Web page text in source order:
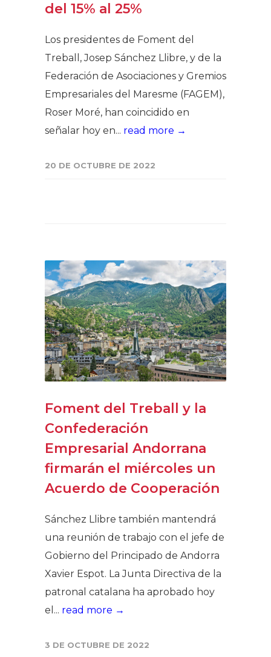
del 15% al 25%
Los presidentes de Foment del
Treball, Josep Sánchez Llibre, y de la
Federación de Asociaciones y Gremios
Empresariales del Maresme (FAGEM),
Roser Moré, han coincidido en
señalar hoy en... read more →
20 DE OCTUBRE DE 2022
Foment del Treball y la
Confederación
Empresarial Andorrana
firmarán el miércoles un
Acuerdo de Cooperación
Sánchez Llibre también mantendrá
una reunión de trabajo con el jefe de
Gobierno del Principado de Andorra
Xavier Espot. La Junta Directiva de la
patronal catalana ha aprobado hoy
el... read more →
3 DE OCTUBRE DE 2022